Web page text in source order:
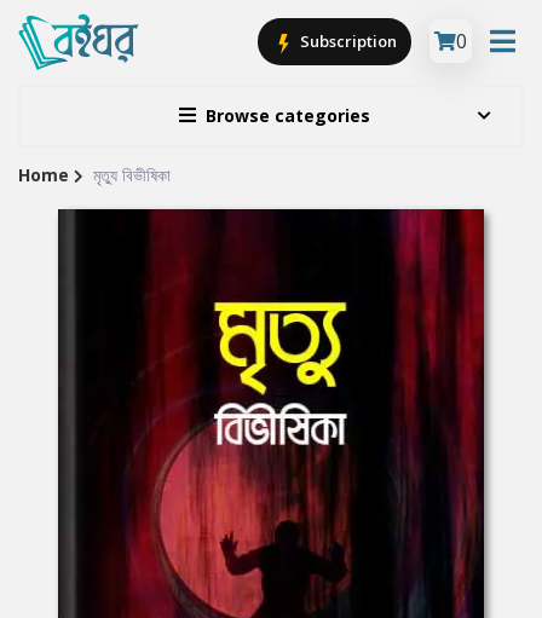
Browse categories
Subscription 0
Site
Home মৃত্যু বিভীষিকা